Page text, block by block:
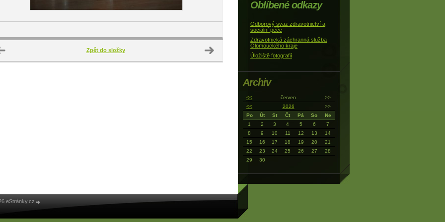
Zpět do složky
Oblíbené odkazy
Odborový svaz zdravotnictví a
sociální péče
Zdravotnická záchranná služba
Olomouckého kraje
Úložiště fotografií
Archiv
<< červen
>>
<<
2026
>>
Po
Út St Čt Pá So
Ne
1
2 3 4 5 6
7
8
9 10 11 12 13
14
15
16 17 18 19 20
21
22
23 24 25 26 27
28
29
30
eStránky.cz